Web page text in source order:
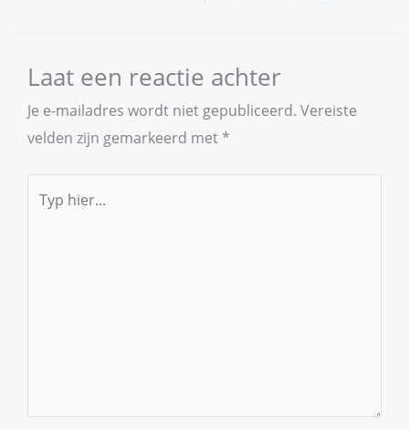
Laat een reactie achter
Je e-mailadres wordt niet gepubliceerd. Vereiste
velden zijn gemarkeerd met *
hier...